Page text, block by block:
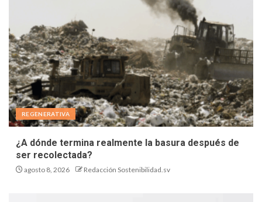
REGENERATIVA
¿A dónde termina realmente la basura después de
ser recolectada?
agosto 8, 2026 Redacción Sostenibilidad.sv